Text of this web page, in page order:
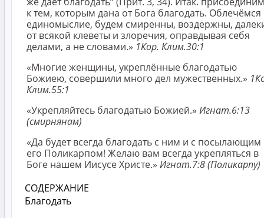
к тем, которым дана от Бога благодать. Облечёмся
единомыслие, будем смиренны, воздержны,
от всякой клеветы и злоречия, оправдывая себя
делами, а не словами.» 1Кор. Клим.30:1
«Многие женщины, укреплённые благодатью
Божиею, совершили много дел мужественных.»
Клим.55:1
«Укрепляйтесь благодатью Божией.» Игнат.6:13
(смирнянам)
«Да будет всегда благодать с ним и с посылающим
его Поликарпом! Желаю вам всегда укрепляться в
Боге нашем Иисусе Христе.» Игнат.7:8 (Поликарпу)
СОДЕРЖАНИЕ
Благодать